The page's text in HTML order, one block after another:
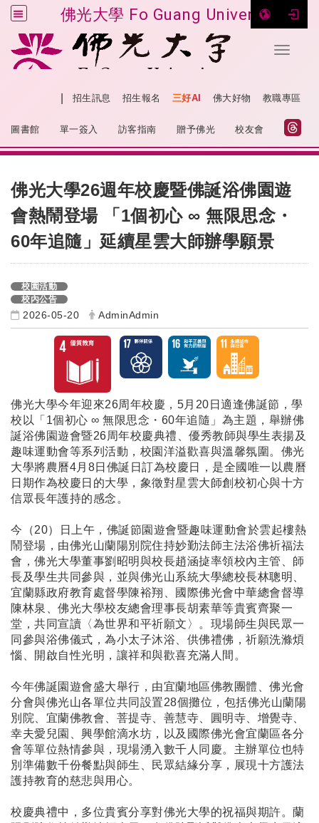
佛光大學 Fo Guang University
Toggle
跳到主要內容
招生訊息 招生報名 三好AI 佛大好物 教職專區
圖書館 單一簽入 訪客指南 贈予佛光 校友會
佛光大學26週年校慶暨佛誕浴佛園遊
會熱鬧登場 「1個初心 ∞ 無限思念・
60年追隨」延續星雲大師辦學願景
校園活動
校內公告
2026-05-20 AdminAdmin
佛光大學今年迎來26周年校慶，5月20日適逢佛誕節，學
校以「1個初心 ∞ 無限思念・60年追隨」為主題，舉辦佛
誕浴佛園遊會暨26周年校慶典禮、優秀教師與學生表揚及
趣味運動會等系列活動，校園洋溢歡喜與溫馨氛圍。佛光
大學將農曆4月8日佛誕日訂為校慶日，是全國唯一以農曆
日期作為校慶日的大學，象徵對星雲大師創校初心與十方
信眾長年護持的感念。
今（20）日上午，佛誕節園遊會暨趣味運動會於雲起樓熱
鬧登場，由佛光山蘭陽別院住持妙勤法師主法浴佛祈福法
會，佛光大學董事劉昭明與校長趙涵㨗率領校內主管、師
長及學生共同參與，並與佛光山系統大學總校長林聰明、
宜蘭縣政府教育處督學陳裕翔、國際佛光會中華總會督導
陳林泉、佛光大學校友總會理事長胡素華等貴賓齊聚一
堂，共同宣讀〈為世界和平祈願文〉。現場師生與民眾一
同參與浴佛儀式，為小太子沐浴、供佛禮佛，祈願洗滌煩
惱、開啟自性光明，讓祥和與歡喜充滿人間。
今年佛誕園遊會盛大舉行，由宜蘭地區佛教團體、佛光會
分會與佛光山各單位共同設置28個攤位，包括佛光山蘭陽
別院、宜蘭佛教會、菩提寺、善慧寺、圓明寺、增覺寺、
幸夫愛兒園、興學館滴水坊，以及國際佛光會宜蘭區各分
會等單位熱情參與，現場湧入數千人同慶。主辦單位也特
別準備數千份餐點與師生、民眾結緣分享，展現十方護法
護持教育的慈悲與用心。
校慶典禮中，多位貴賓分享對佛光大學的祝福與期許。蘭